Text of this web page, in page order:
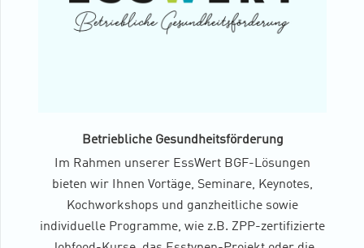
Betriebliche Gesundheitsförderung
Im Rahmen unserer EssWert BGF-Lösungen
bieten wir Ihnen Vortäge, Seminare, Keynotes,
Kochworkshops und ganzheitliche sowie
individuelle Programme, wie z.B. ZPP-zertifizierte